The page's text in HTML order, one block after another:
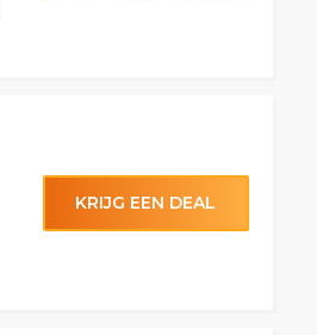
KRIJG EEN DEAL